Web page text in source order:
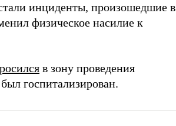
инциденты, произошедшие в
физическое насилие к
в зону проведения
госпитализирован.